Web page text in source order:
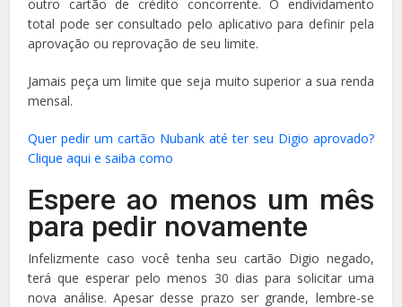
outro cartão de crédito concorrente. O endividamento
total pode ser consultado pelo aplicativo para definir pela
aprovação ou reprovação de seu limite.
Jamais peça um limite que seja muito superior a sua renda
mensal.
Quer pedir um cartão Nubank até ter seu Digio aprovado?
Clique aqui e saiba como
Espere ao menos um mês
para pedir novamente
Infelizmente caso você tenha seu cartão Digio negado,
terá que esperar pelo menos 30 dias para solicitar uma
nova análise. Apesar desse prazo ser grande, lembre-se